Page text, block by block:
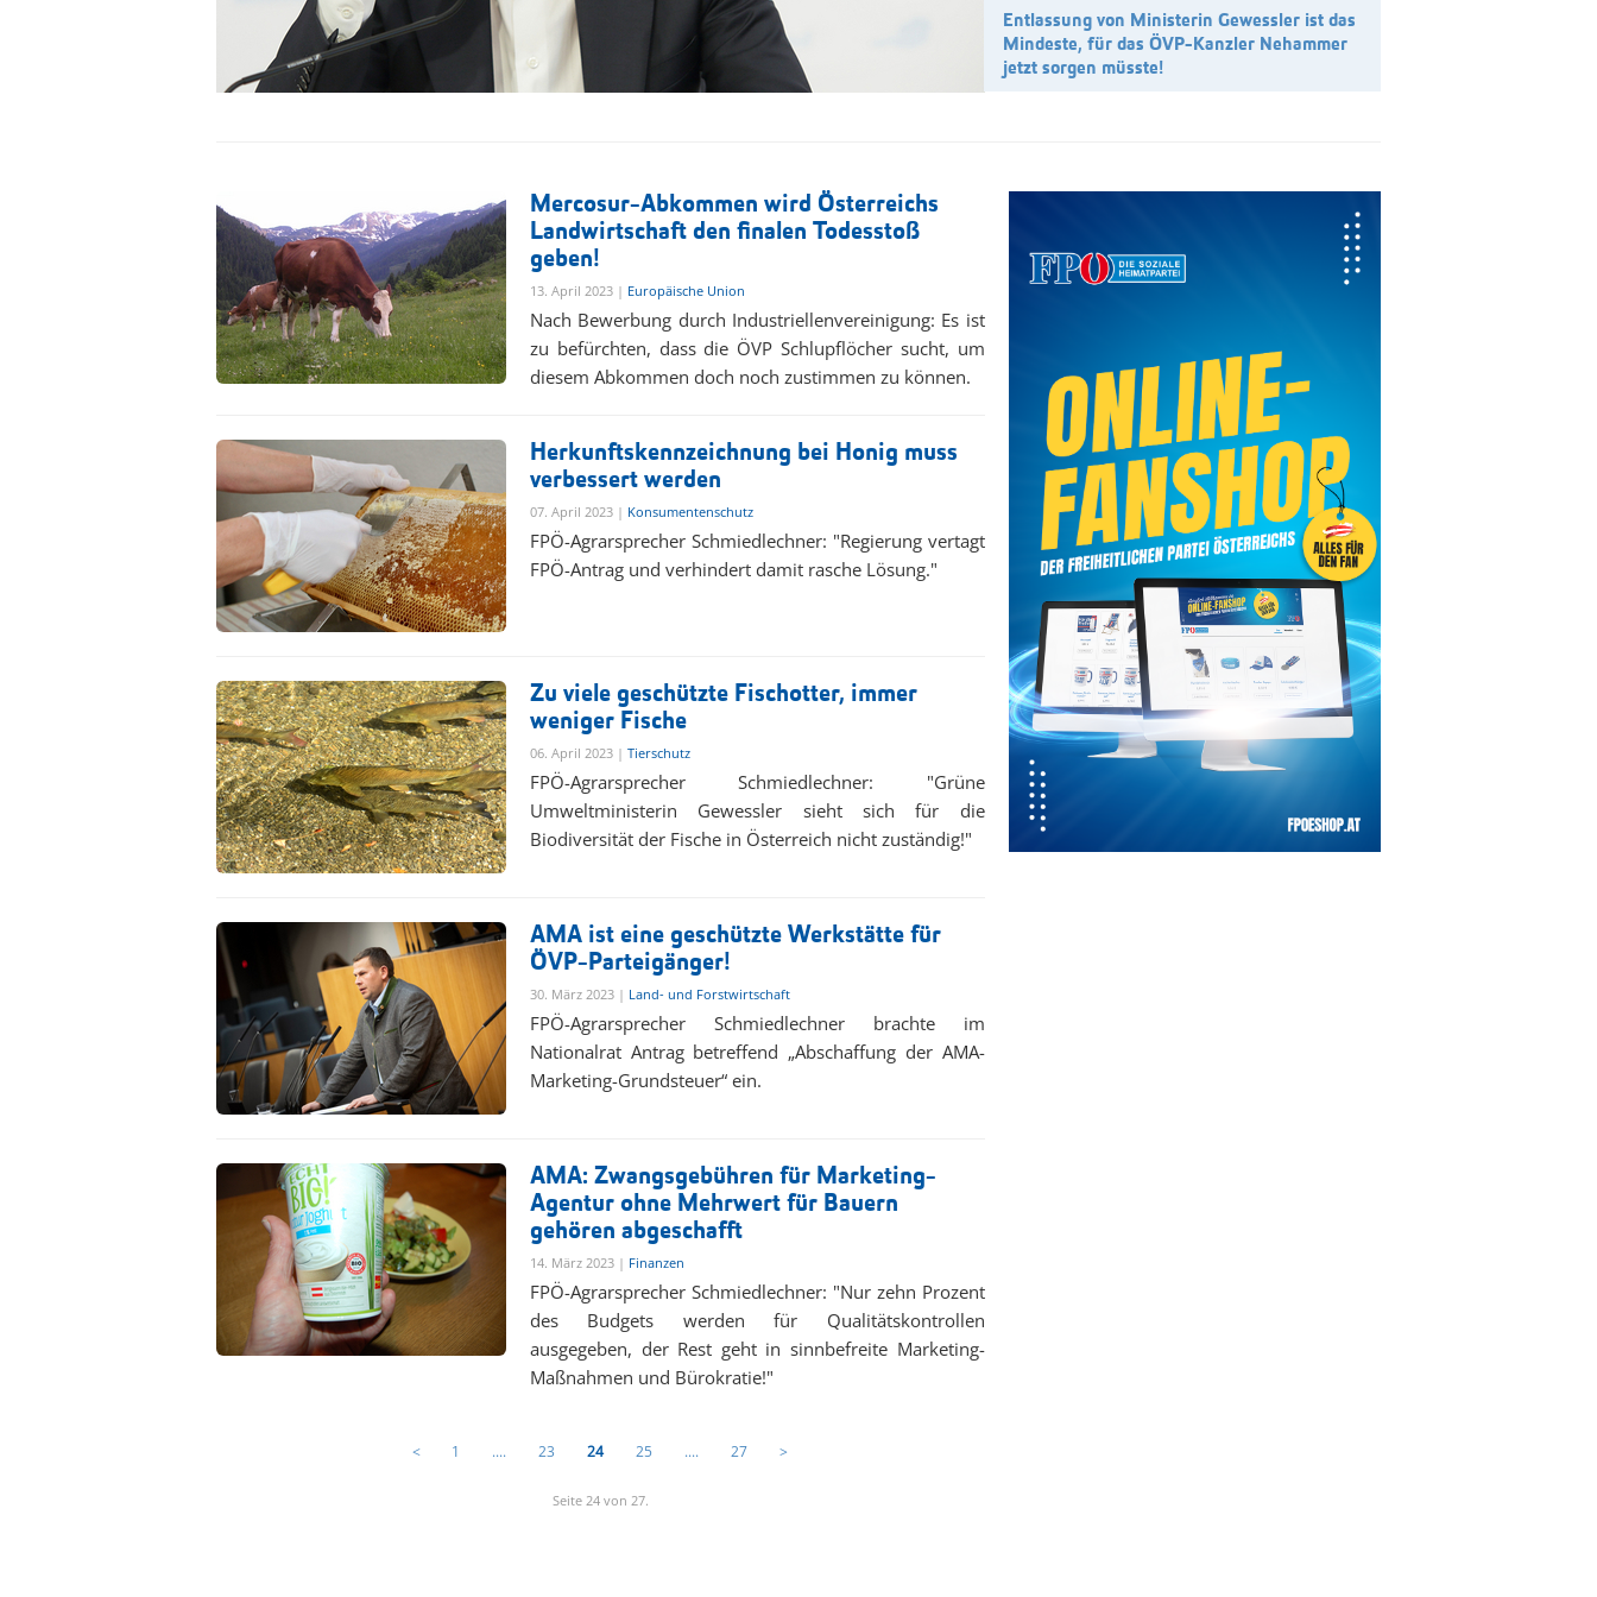
Entlassung von Ministerin Gewessler ist das
Mindeste, für das ÖVP-Kanzler Nehammer
jetzt sorgen müsste!
Mercosur-Abkommen wird Österreichs
Landwirtschaft den finalen Todesstoß
geben!
13. April 2023 | Europäische Union
Nach Bewerbung durch Industriellenvereinigung: Es ist
zu befürchten, dass die ÖVP Schlupflöcher sucht, um
diesem Abkommen doch noch zustimmen zu können.
Herkunftskennzeichnung bei Honig muss
verbessert werden
07. April 2023 | Konsumentenschutz
FPÖ-Agrarsprecher Schmiedlechner: "Regierung vertagt
FPÖ-Antrag und verhindert damit rasche Lösung."
Zu viele geschützte Fischotter, immer
weniger Fische
06. April 2023 | Tierschutz
FPÖ-Agrarsprecher Schmiedlechner: "Grüne
Umweltministerin Gewessler sieht sich für die
Biodiversität der Fische in Österreich nicht zuständig!"
AMA ist eine geschützte Werkstätte für
ÖVP-Parteigänger!
30. März 2023 | Land- und Forstwirtschaft
FPÖ-Agrarsprecher Schmiedlechner brachte im
Nationalrat Antrag betreffend „Abschaffung der AMA-
Marketing-Grundsteuer“ ein.
AMA: Zwangsgebühren für Marketing-
Agentur ohne Mehrwert für Bauern
gehören abgeschafft
14. März 2023 | Finanzen
FPÖ-Agrarsprecher Schmiedlechner: "Nur zehn Prozent
des Budgets werden für Qualitätskontrollen
ausgegeben, der Rest geht in sinnbefreite Marketing-
Maßnahmen und Bürokratie!"
< 1 .... 23 24 25 .... 27 >
Seite 24 von 27.